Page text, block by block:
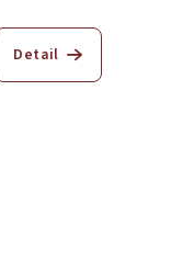
Detail